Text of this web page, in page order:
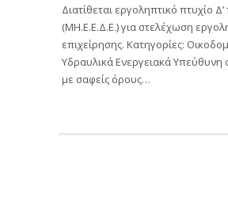
Διατίθεται εργοληπτικό πτυχίο Δ’
(ΜΗ.Ε.Ε.Δ.Ε.) για στελέχωση
επιχείρησης. Κατηγορίες:
Υδραυλικά Ενεργειακά Υπεύθυνη
με σαφείς όρους…